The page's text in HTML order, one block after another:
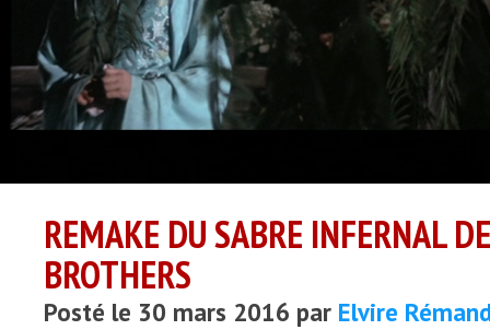
REMAKE DU SABRE INFERNAL
BROTHERS
Posté le 30 mars 2016 par Elvire